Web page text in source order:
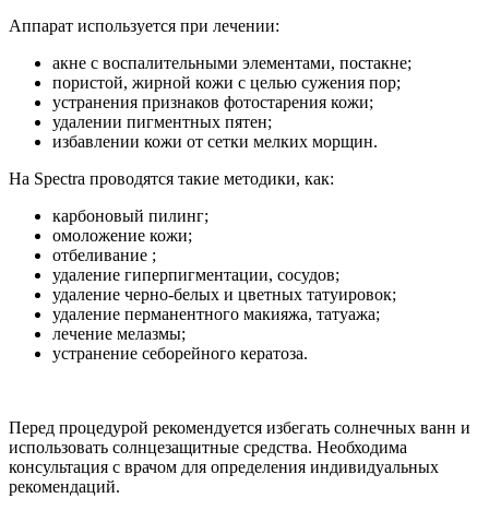
Аппарат используется при лечении:
акне с воспалительными элементами, постакне;
пористой, жирной кожи с целью сужения пор;
устранения признаков фотостарения кожи;
удалении пигментных пятен;
избавлении кожи от сетки мелких морщин.
На Spectra проводятся такие методики, как:
карбоновый пилинг;
омоложение кожи;
отбеливание ;
удаление гиперпигментации, сосудов;
удаление черно-белых и цветных татуировок;
удаление перманентного макияжа, татуажа;
лечение мелазмы;
устранение себорейного кератоза.
Перед процедурой рекомендуется избегать солнечных ванн и
использовать солнцезащитные средства. Необходима
консультация с врачом для определения индивидуальных
рекомендаций.